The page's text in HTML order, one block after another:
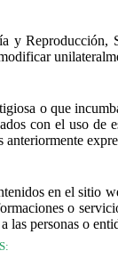
y Reproducción,
o que
con el uso
anteriormente
en el sitio
o
las personas o